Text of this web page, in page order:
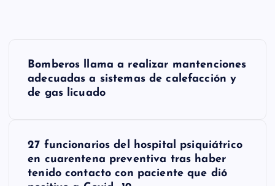
Bomberos llama a realizar mantenciones
adecuadas a sistemas de calefacción y
de gas licuado
27 funcionarios del hospital psiquiátrico
en cuarentena preventiva tras haber
tenido contacto con paciente que dió